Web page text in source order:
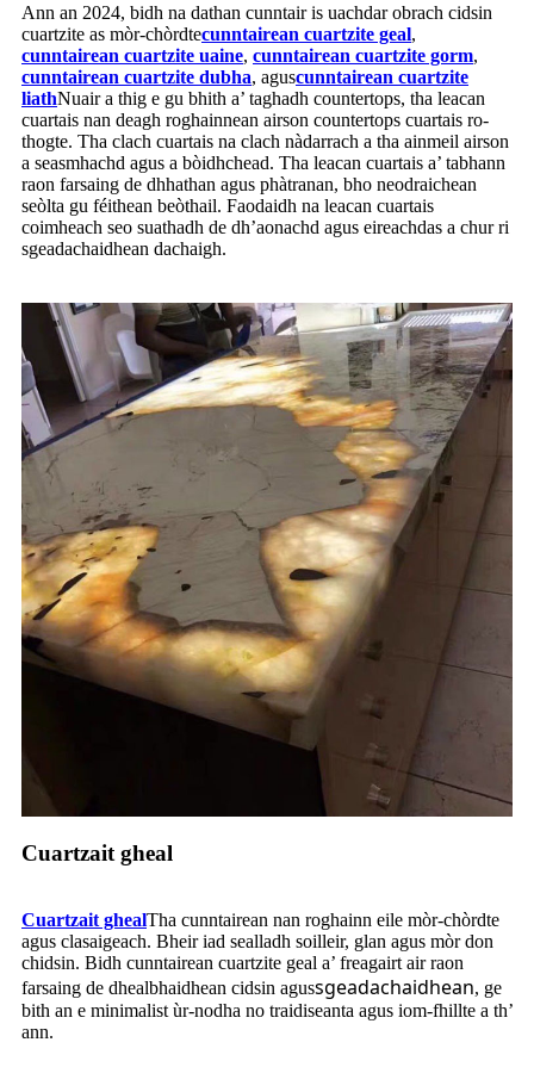
Ann an 2024, bidh na dathan cunntair is uachdar obrach cidsin
cuartzite as mòr-chòrdtecunntairean cuartzite geal,
cunntairean cuartzite uaine, cunntairean cuartzite gorm,
cunntairean cuartzite dubha, aguscunntairean cuartzite
liathNuair a thig e gu bhith a’ taghadh countertops, tha leacan
cuartais nan deagh roghainnean airson countertops cuartais ro-
thogte. Tha clach cuartais na clach nàdarrach a tha ainmeil airson
a seasmhachd agus a bòidhchead. Tha leacan cuartais a’ tabhann
raon farsaing de dhhathan agus phàtranan, bho neodraichean
seòlta gu féithean beòthail. Faodaidh na leacan cuartais
coimheach seo suathadh de dh’aonachd agus eireachdas a chur ri
sgeadachaidhean dachaigh.
Cuartzait gheal
Cuartzait ghealTha cunntairean nan roghainn eile mòr-chòrdte
agus clasaigeach. Bheir iad sealladh soilleir, glan agus mòr don
chidsin. Bidh cunntairean cuartzite geal a’ freagairt air raon
farsaing de dhealbhaidhean cidsin agussgeadachaidhean, ge
bith an e minimalist ùr-nodha no traidiseanta agus iom-fhillte a th’
ann.